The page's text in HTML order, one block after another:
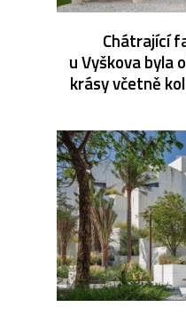
Chátrající
u Vyškova byla
krásy včetně